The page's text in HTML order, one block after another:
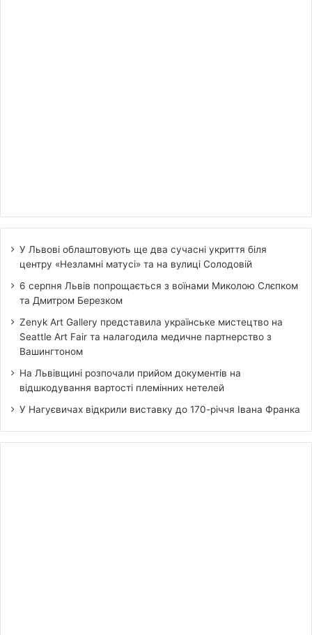
У Львові облаштовують ще два сучасні укриття біля
центру «Незламні матусі» та на вулиці Солодовій
6 серпня Львів попрощається з воїнами Миколою Слєпком
та Дмитром Березком
Zenyk Art Gallery представила українське мистецтво на
Seattle Art Fair та налагодила медичне партнерство з
Вашингтоном
На Львівщині розпочали прийом документів на
відшкодування вартості племінних нетелей
У Нагуєвичах відкрили виставку до 170-річчя Івана Франка